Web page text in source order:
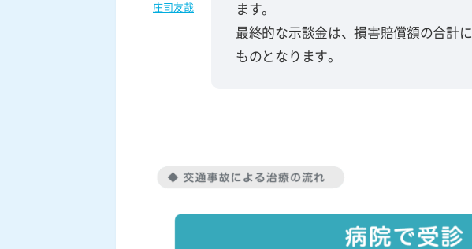
庄司友哉
ます。
最終的な示談金は、損害賠償額の合計に
ものとなります。